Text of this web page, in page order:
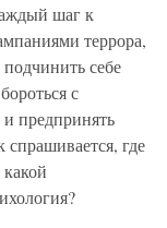
шаг к
террора,
себе
с
предпринять
где